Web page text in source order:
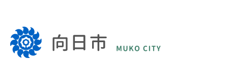
向
日
市